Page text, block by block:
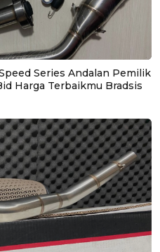
Series Andalan Pemilik
Harga Terbaikmu Bradsis